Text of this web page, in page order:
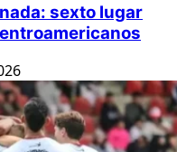
sexto lugar